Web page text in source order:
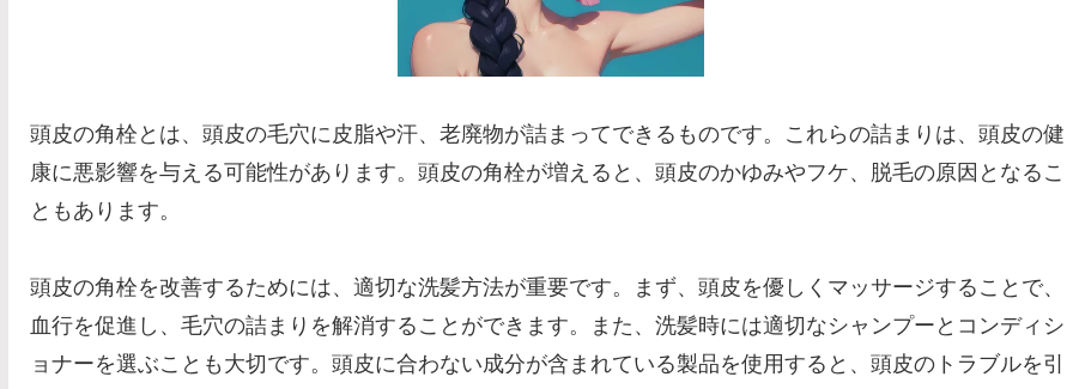
頭皮の角栓とは、頭皮の毛穴に皮脂や汗、老廃物が詰まってできるものです。これらの詰まりは、頭皮の健
康に悪影響を与える可能性があります。頭皮の角栓が増えると、頭皮のかゆみやフケ、脱毛の原因となるこ
ともあります。
頭皮の角栓を改善するためには、適切な洗髪方法が重要です。まず、頭皮を優しくマッサージすることで、
血行を促進し、毛穴の詰まりを解消することができます。また、洗髪時には適切なシャンプーとコンディシ
ョナーを選ぶことも大切です。頭皮に合わない成分が含まれている製品を使用すると、頭皮のトラブルを引